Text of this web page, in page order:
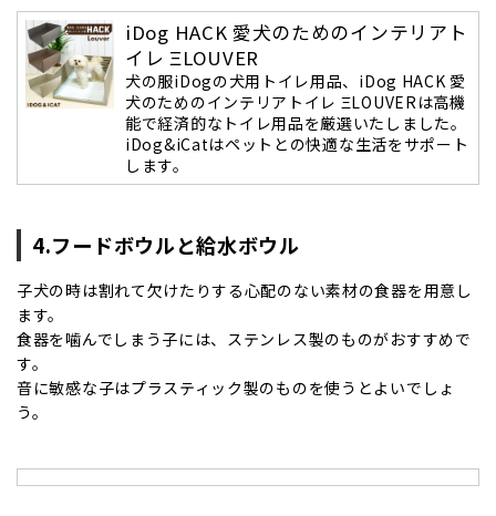
iDog HACK 愛犬のためのインテリアト
イレ ΞLOUVER
犬の服iDogの犬用トイレ用品、iDog HACK 愛
犬のためのインテリアトイレ ΞLOUVERは高機
能で経済的なトイレ用品を厳選いたしました。
iDog&iCatはペットとの快適な生活をサポート
します。
4.フードボウルと給水ボウル
子犬の時は割れて欠けたりする心配のない素材の食器を用意し
ます。
食器を噛んでしまう子には、ステンレス製のものがおすすめで
す。
音に敏感な子はプラスティック製のものを使うとよいでしょ
う。